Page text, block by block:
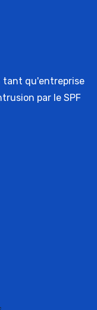
tant qu'entreprise
par le SPF